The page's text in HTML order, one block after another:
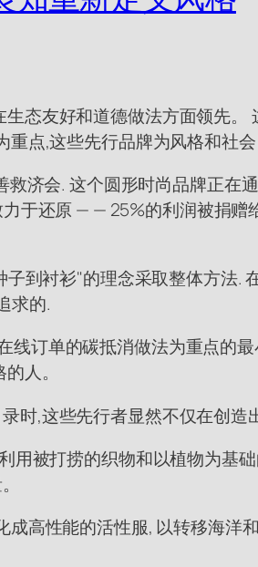
态友好和道德做法方面领先
点,这些先行品牌为风格和社
济会. 这个圆形时尚品牌正
于还原 — — 25%的利润被捐
到衬衫"的理念采取整体方法.
求的.
线订单的碳抵消做法为重点的
人。
时,这些先行者显然不仅在创
用被打捞的织物和以植物为基
高性能的活性服, 以转移海